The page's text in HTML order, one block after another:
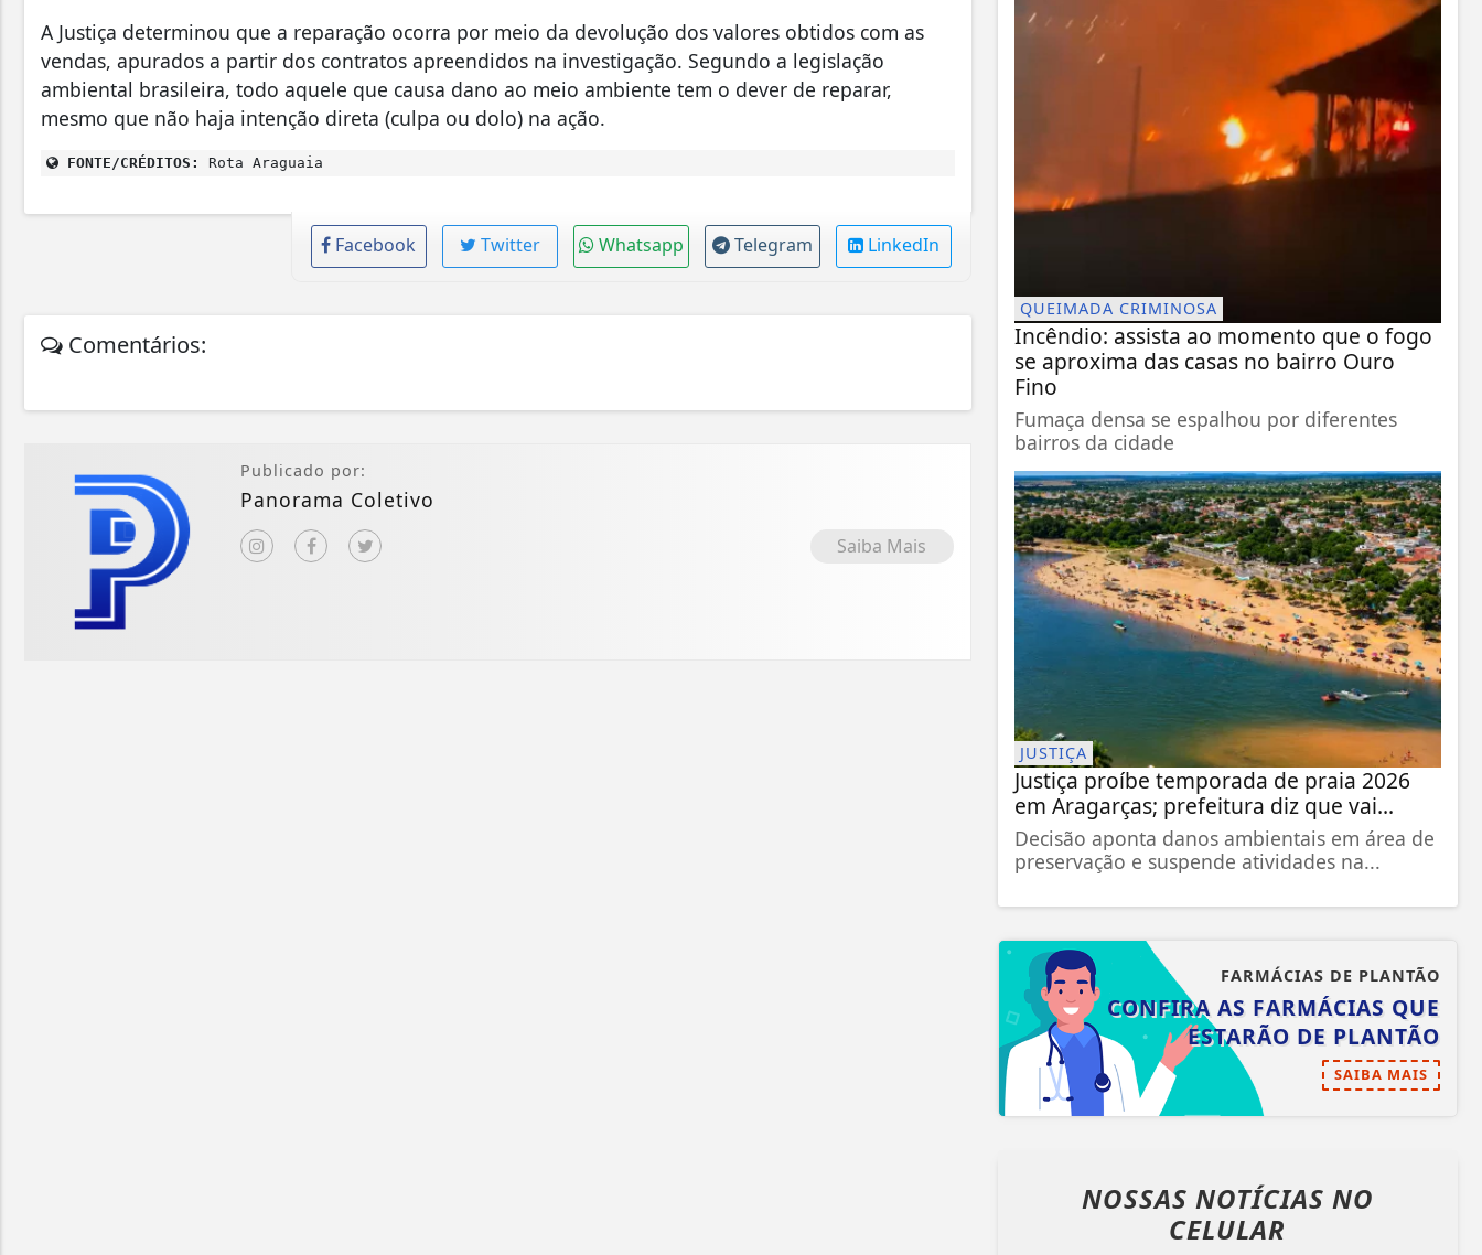
A Justiça determinou que a reparação ocorra por meio da devolução dos valores obtidos com as
vendas, apurados a partir dos contratos apreendidos na investigação. Segundo a legislação
ambiental brasileira, todo aquele que causa dano ao meio ambiente tem o dever de reparar,
mesmo que não haja intenção direta (culpa ou dolo) na ação.
FONTE/CRÉDITOS: Rota Araguaia
Facebook Twitter Whatsapp Telegram LinkedIn
Comentários:
Publicado por:
Panorama Coletivo
Saiba Mais
QUEIMADA CRIMINOSA
Incêndio: assista ao momento que o fogo
se aproxima das casas no bairro Ouro
Fino
Fumaça densa se espalhou por diferentes
bairros da cidade
JUSTIÇA
Justiça proíbe temporada de praia 2026
em Aragarças; prefeitura diz que vai...
Decisão aponta danos ambientais em área de
preservação e suspende atividades na...
FARMÁCIAS DE PLANTÃO
CONFIRA AS FARMÁCIAS QUE
ESTARÃO DE PLANTÃO
SAIBA MAIS
NOSSAS NOTÍCIAS NO
CELULAR